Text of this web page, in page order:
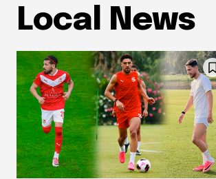
Local News